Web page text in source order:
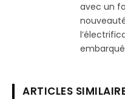
avec un
ARTICLES